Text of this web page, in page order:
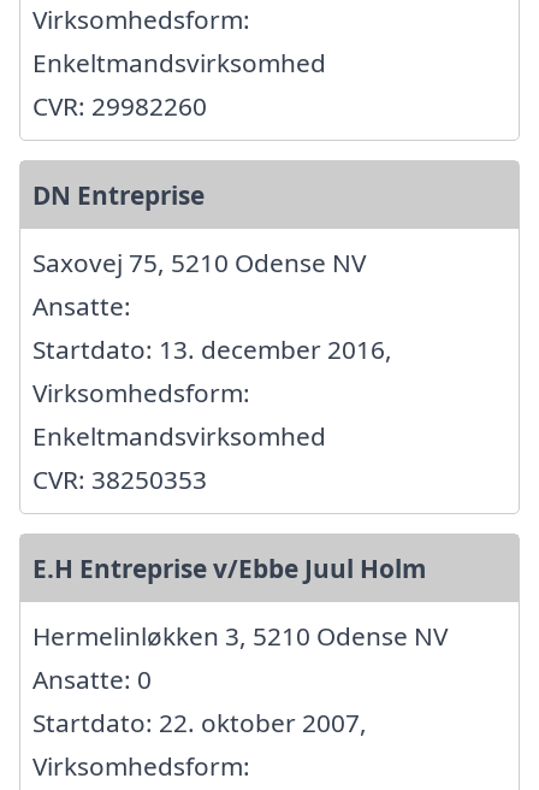
Virksomhedsform:
Enkeltmandsvirksomhed
CVR: 29982260
DN Entreprise
Saxovej 75, 5210 Odense NV
Ansatte:
Startdato: 13. december 2016,
Virksomhedsform:
Enkeltmandsvirksomhed
CVR: 38250353
E.H Entreprise v/Ebbe Juul Holm
Hermelinløkken 3, 5210 Odense NV
Ansatte: 0
Startdato: 22. oktober 2007,
Virksomhedsform: